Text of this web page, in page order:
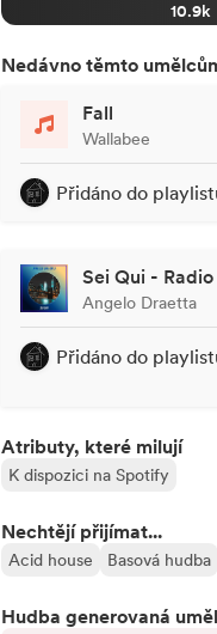
10.9k
Nedávno těmto
Fall
Wallabee
Přidáno do
Sei Qui -
Angelo Draetta
Přidáno do
Atributy, které milují
K dispozici na Spotify
Nechtějí přijímat...
Acid house Basová hudba
Hudba generovaná